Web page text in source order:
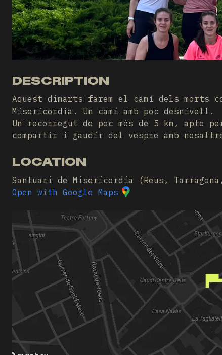
DESCRIPTION
Aquest dimarts farem el camí dels morts
Misericordia. Un camí amb poc desnivell.
Un recorregut de poc més de 5 km,
compartir i gaudir del vespre amb
LOCATION
Santuari de Misericordia (Reus,
Open with Google Maps